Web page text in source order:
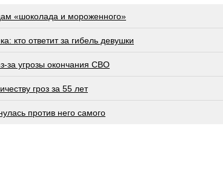
«шоколада и мороженного»
кто ответит за гибель девушки
за угрозы окончания СВО
гроз за 55 лет
против него самого